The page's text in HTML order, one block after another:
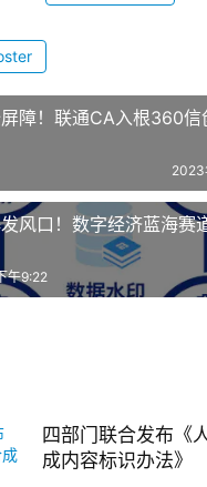
障！联通CA入根360信
2023
风口！数字经济蓝海赛
午9:22
四部门联合发布《
成内容标识办法》